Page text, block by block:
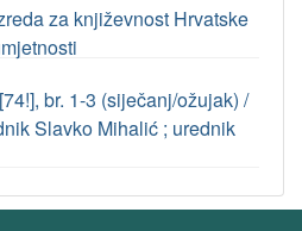
za književnost Hrvatske
br. 1-3 (siječanj/ožujak) /
Slavko Mihalić ; urednik